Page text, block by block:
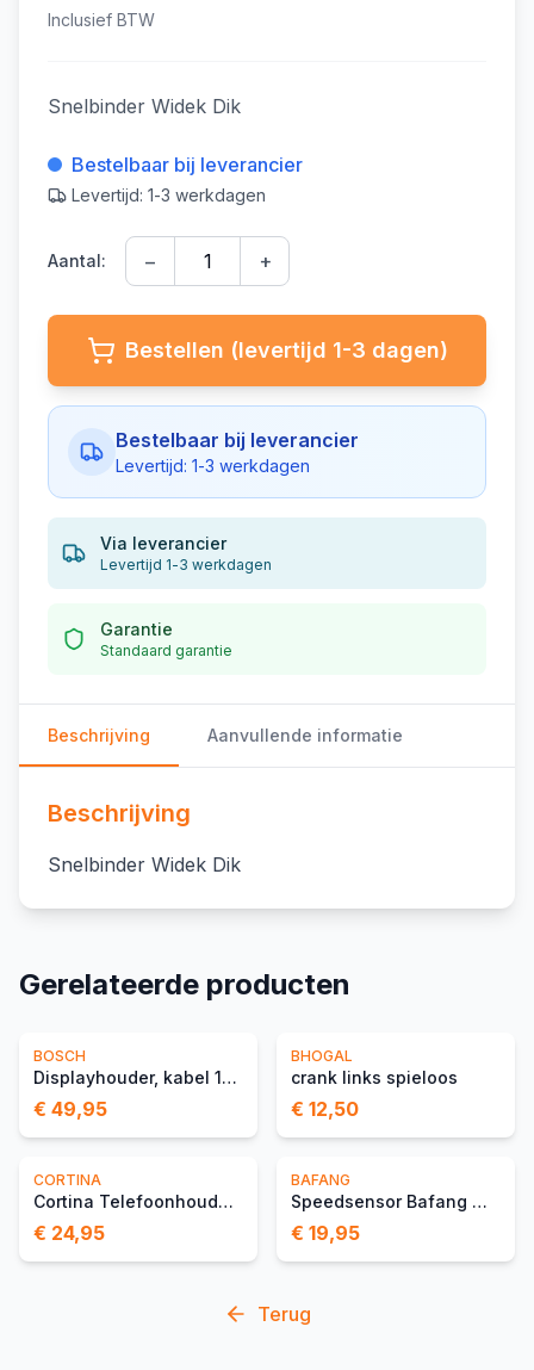
Inclusief BTW
Snelbinder Widek Dik
Bestelbaar bij leverancier
Levertijd: 1-3 werkdagen
Aantal: − +
Bestellen (levertijd 1-3 dagen)
Bestelbaar bij leverancier
Levertijd: 1-3 werkdagen
Via leverancier
Levertijd 1-3 werkdagen
Garantie
Standaard garantie
Beschrijving Aanvullende informatie
Beschrijving
Snelbinder Widek Dik
Gerelateerde producten
BOSCH
Displayhouder, kabel 1300 mm
€ 49,95
BHOGAL
crank links spieloos
€ 12,50
CORTINA
Cortina Telefoonhouder Wi
€ 24,95
BAFANG
Speedsensor Bafang Magnee
€ 19,95
Terug